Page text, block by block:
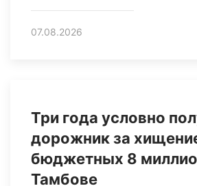
07.08.2026
Три года условно
дорожник за
бюджетных 8
Тамбове